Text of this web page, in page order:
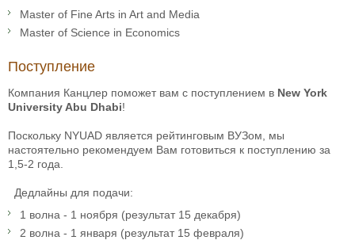
Master of Fine Arts in Art and Media
Master of Science in Economics
Поступление
Компания Канцлер поможет вам с поступлением в New York
University Abu Dhabi!
Поскольку NYUAD является рейтинговым ВУЗом, мы
настоятельно рекомендуем Вам готовиться к поступлению за
1,5-2 года.
Дедлайны для подачи:
1 волна - 1 ноября (результат 15 декабря)
2 волна - 1 января (результат 15 февраля)